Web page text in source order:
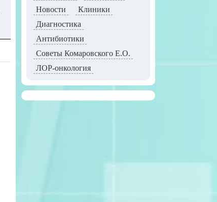
Новости
Клиники
Диагностика
Антибиотики
Советы Комаровского Е.О.
ЛОР-онкология